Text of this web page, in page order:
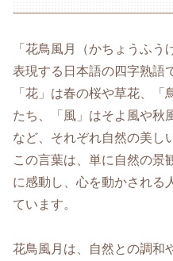
「花鳥風月（かちょうふ
表現する日本語の四字熟語
「花」は春の桜や草花、
たち、「風」はそよ風や秋
など、それぞれ自然の美し
この言葉は、単に自然の景
に感動し、心を動かされる
ています。
花鳥風月は、自然との調和